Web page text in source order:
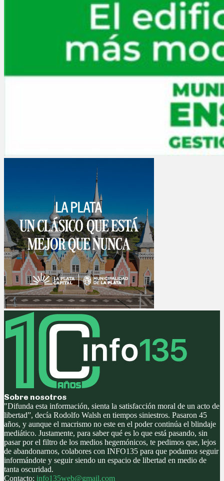
Sobre nosotros
"Difunda esta información, sienta la satisfacción moral de un acto de
libertad”, decía Rodolfo Walsh en tiempos siniestros. Pasaron 45
años, y aunque el macrismo no este en el poder continúa el blindaje
mediático. Justamente, para saber qué es lo que está pasando, sin
pasar por el filtro de los medios hegemónicos, te pedimos que, lejos
de abandonarnos, colabores con INFO135 para que podamos seguir
informándote y seguir siendo un espacio de libertad en medio de
tanta oscuridad.
Contacto: info135web@gmail.com